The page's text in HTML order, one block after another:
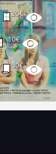
20€
✔
10€
✔
30€
✔